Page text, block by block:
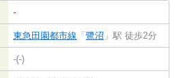
-
東急田園都市線 「 鷺沼 」駅 徒歩2分
-(-)